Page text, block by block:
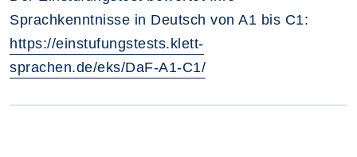
Sprachkenntnisse in Deutsch von A1 bis C1:
https://einstufungstests.klett-
sprachen.de/eks/DaF-A1-C1/